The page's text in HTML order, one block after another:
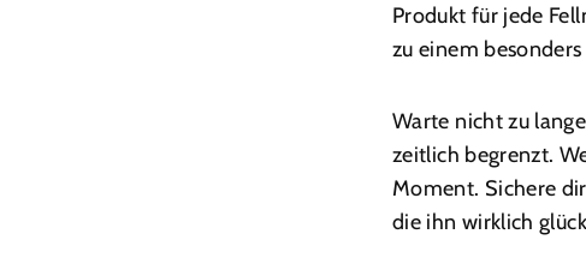
Produkt für jede
zu einem
Warte nicht zu
zeitlich begrenzt.
Moment. Sichere
die ihn wirklich